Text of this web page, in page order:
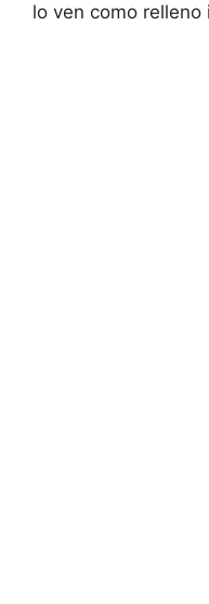
lo ven como relleno